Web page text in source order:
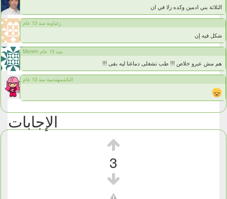
الثلاثة بني ادمين وكده زلا في ان
زغباوية منذ 13 عام
شكل فيه إن
Menem منذ 13 عام
هم مش عبرو خلاص !!! طب تشغلى دماغنا ليه بقى !!!
الباشمهندسة منذ 13 عام
الإجابات
3